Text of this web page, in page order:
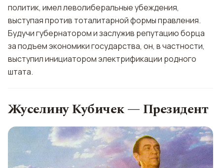
политик, имел леволиберальные убеждения,
выступая против тоталитарной формы правления.
Будучи губернатором и заслужив репутацию борца
за подъем экономики государства, он, в частности,
выступил инициатором электрификации родного
штата.
Жуселину Кубичек — Президент